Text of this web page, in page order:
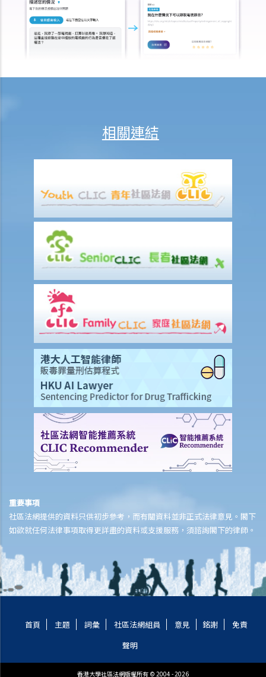
20. 我可否於離職後使用在受僱工作期間製作的作品？
21. 可否在沒有作品的正本的情況下保留作品的版權？
版權及科技資訊
23. 「多媒體作品」是甚麼意思？這類作品的版權會有甚麼特別之處
根據美國的法例還是香港的法例？
26. 在未得到版權擁有人的同意下，將他人的網頁連結到另一處（即是
在網頁內加入超連結(hyperlink)，瀏覽者可經過超連結登入另一個網
頁），這樣做是否合法？
侵犯版權及允許的作為（獲豁免侵權之行為）
A. 在這些模擬個案內，有關人等會否侵犯作品的版權？
1. 我借了一本書，而書中某些內容的版權已過期。如果我只影印含有這
些內容之那幾頁書，我會否仍然侵犯了這本書的版權？
2. 我是一名店東，我買了一隻正版的音樂CD光碟。如果我在店內播放這
隻CD光碟，我會侵犯版權嗎？
3. 我買了一隻正版電影DVD光碟，如果我在一個慈善籌款活動上播放這
隻電影光碟，我有侵犯版權嗎？
4. 我買了一隻正版電腦遊戲CD光碟，如果把CD光碟借給我的朋友，讓
他在自己的電腦也可以玩這個遊戲，我要為侵犯版權負上責任嗎？
5. 一名學生複印了一本書，並分發給全班同學，他有侵犯版權嗎？他的
同學又是否有侵犯版權？
6. 我在街上買了一隻盜版VCD光碟，我要就侵犯版權，負上法律責任
7. 如果我只閱讀網上的文章，或聽網上找到的音樂，我有侵犯版權嗎？
報告內。我有侵犯版權嗎？
10. 我的公司習慣保留有關公司及競爭對手的剪報複印本，並放在公司
任嗎？
11. 如果我在我的網站內，放了一些流行歌曲給別人下載，但純粹是作
為樣本，我是否侵犯了這些歌曲的版權？那如果我只把部分歌曲放到網
12. 我買了一隻正版電腦程式CD光碟。如果我為CD光碟製造備份，我是
13. 我買了一隻正版電腦程式CD光碟。如果我將CD光碟，放到互聯網拍
相關連結
重要事項
社區法網提供的資料只供初步參考，而有關資料並非正式法律意見。閣下
如欲就任何法律事項取得更詳盡的資料或支援服務，須諮詢閣下的律師。
首頁 主題 詞彙 社區法網組員 意見 銘謝
免責
聲明
香港大學社區法網版權所有 © 2004 - 2026